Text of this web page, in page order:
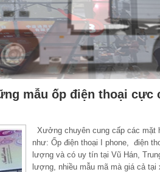
mẫu ốp điện thoại cực
Xưởng chuyên cung cấp các mặt
như: Ốp điện thoại I phone, điện
lượng và có uy tín tại Vũ Hán,
lượng, nhiều mẫu mã mà giá cả